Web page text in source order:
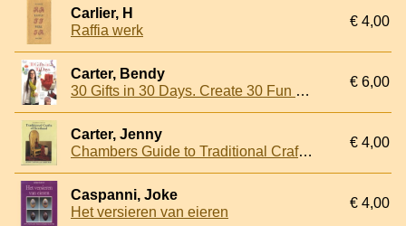
Carlier, H
Raffia werk
€ 4,00
Carter, Bendy
30 Gifts in 30 Days. Create 30 Fun & Fresh Gift Ideas for the Special People in Your Life
€ 6,00
Carter, Jenny
Chambers Guide to Traditional Crafts of Scotland
€ 4,00
Caspanni, Joke
Het versieren van eieren
€ 4,00